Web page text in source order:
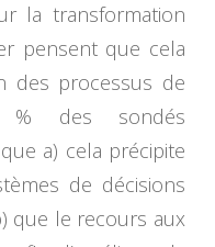
la transformation
pensent que cela
des processus de
% des sondés
a) cela précipite
de décisions
que le recours aux